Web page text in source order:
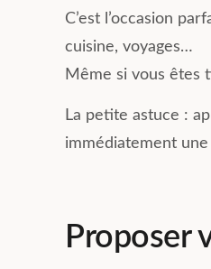
C’est l’occasion
cuisine, voyages…
Même si vous êtes
La petite astuce :
immédiatement
Proposer